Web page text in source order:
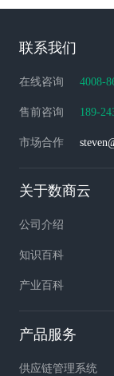
联系我们
在线咨询 4008-
售前咨询 189-
市场合作
关于数商云
公司介绍
知识百科
产业百科
产品服务
供应链管理系统